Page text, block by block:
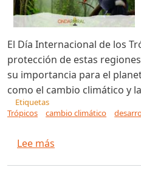
El Día Internacional de los
protección de estas
su importancia para el
como el cambio climático y
Etiquetas
Trópicos
cambio climático
Lee más